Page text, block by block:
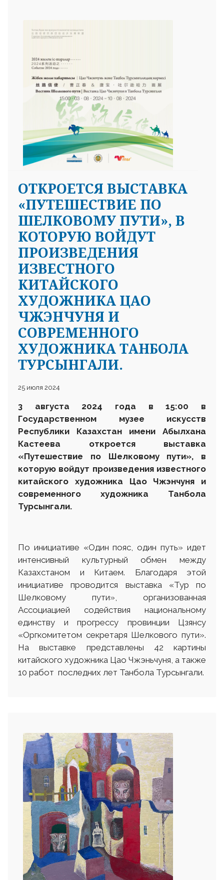
ОТКРОЕТСЯ ВЫСТАВКА
«ПУТЕШЕСТВИЕ ПО
ШЕЛКОВОМУ ПУТИ», В
КОТОРУЮ ВОЙДУТ
ПРОИЗВЕДЕНИЯ
ИЗВЕСТНОГО
КИТАЙСКОГО
ХУДОЖНИКА ЦАО
ЧЖЭНЧУНЯ И
СОВРЕМЕННОГО
ХУДОЖНИКА ТАНБОЛА
ТУРСЫНГАЛИ.
25 июля 2024
3 августа 2024 года в 15:00 в
Государственном музее искусств
Республики Казахстан имени Абылхана
Кастеева откроется выставка
«Путешествие по Шелковому пути», в
которую войдут произведения известного
китайского художника Цао Чжэнчуня и
современного художника Танбола
Турсынгали.
По инициативе «Один пояс, один путь» идет
интенсивный культурный обмен между
Казахстаном и Китаем. Благодаря этой
инициативе проводится выставка «Тур по
Шелковому пути», организованная
Ассоциацией содействия национальному
единству и прогрессу провинции Цзянсу
«Оргкомитетом секретаря Шелкового пути».
На выставке представлены 42 картины
китайского художника Цао Чжэньчуня, а также
10 работ последних лет Танбола Турсынгали.